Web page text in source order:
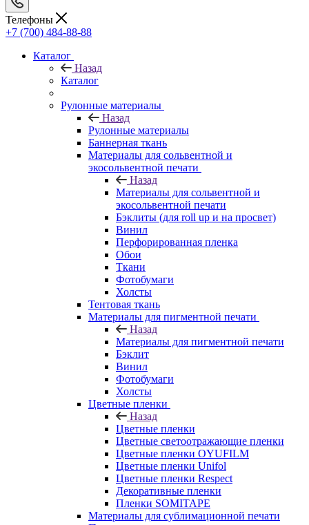
Телефоны
+7 (700) 484-88-88
Каталог
Назад
Каталог
Рулонные материалы
Назад
Рулонные материалы
Баннерная ткань
Материалы для сольвентной и
экосольвентной печати
Назад
Материалы для сольвентной и
экосольвентной печати
Бэклиты (для roll up и на просвет)
Винил
Перфорированная пленка
Обои
Ткани
Фотобумаги
Холсты
Тентовая ткань
Материалы для пигментной печати
Назад
Материалы для пигментной печати
Бэклит
Винил
Фотобумаги
Холсты
Цветные пленки
Назад
Цветные пленки
Цветные светоотражающие пленки
Цветные пленки OYUFILM
Цветные пленки Unifol
Цветные пленки Respect
Декоративные пленки
Пленки SOMITAPE
Материалы для сублимационной печати